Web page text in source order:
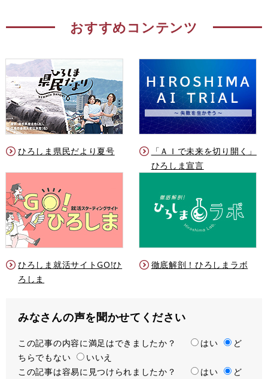
おすすめコンテンツ
ひろしま県民だより夏号
「ＡＩで未来を切り開く」
ひろしま宣言
ひろしま就活サイトGO!ひ
ろしま
徹底解剖！ひろしまラボ
みなさんの声を聞かせてください
満
足
度
この記事の内容に満足はできましたか？ はい
ど
ちらでもない
いいえ
容
この記事は容易に見つけられましたか？ はい
ど